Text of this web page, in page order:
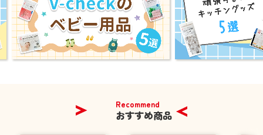
Recommend
おすすめ商品